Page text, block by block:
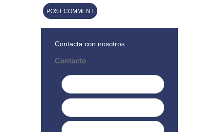
Contacta con nosotros
Contacto